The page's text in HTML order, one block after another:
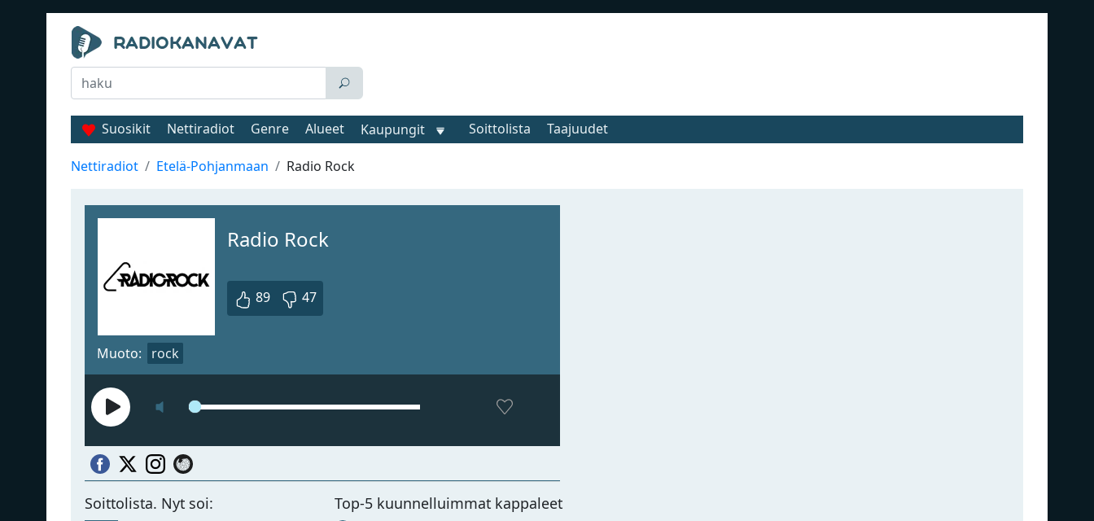
Suosikit Nettiradiot Genre Alueet Kaupungit Soittolista Taajuudet
Nettiradiot Etelä-Pohjanmaan Radio Rock
Radio Rock
89 47
Muoto: rock
Soittolista. Nyt soi: Top-5 kuunnelluimmat kappaleet